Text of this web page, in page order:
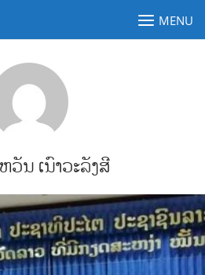
MENU
ວັນ ເນົາວະລັງສີ